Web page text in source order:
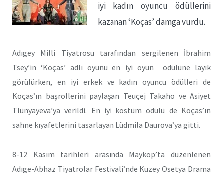
iyi kadın oyuncu ödüllerini
kazanan ‘Koças’ damga vurdu.
Adıgey Milli Tiyatrosu tarafından sergilenen İbrahim
Tsey’in ‘Koças’ adlı oyunu en iyi oyun ödülüne layık
görülürken, en iyi erkek ve kadın oyuncu ödülleri de
Koças’ın başrollerini paylaşan Teuçej Takaho ve Asiyet
Tlünyayeva’ya verildi. En iyi kostüm ödülü de Koças’ın
sahne kıyafetlerini tasarlayan Lüdmila Daurova’ya gitti.
8-12 Kasım tarihleri arasında Maykop’ta düzenlenen
Adıge-Abhaz Tiyatrolar Festivali’nde Kuzey Osetya Drama